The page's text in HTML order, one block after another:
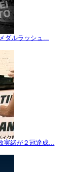
ダルラッシュ...
緒が２冠達成...